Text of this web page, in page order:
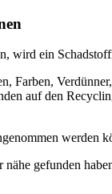
wird ein
Farben,
auf den
gefunden